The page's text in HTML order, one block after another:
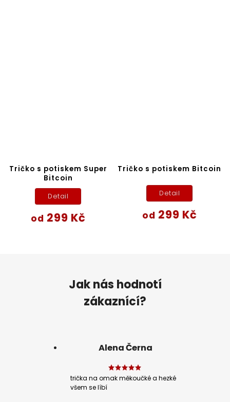
Tričko s potiskem Super
Bitcoin
od 299 Kč
Detail
Tričko s potiskem Bitcoin
od 299 Kč
Detail
Jak nás hodnotí
zákaznící?
Alena Černa
trička na omak měkoučké a hezké
všem se líbí